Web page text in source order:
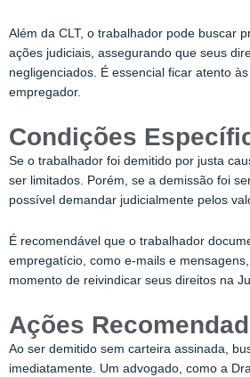
Além da CLT, o trabalhador pode buscar
ações judiciais, assegurando que seus
negligenciados. É essencial ficar atento
empregador.
Condições
Se o trabalhador foi demitido por justa
ser limitados. Porém, se a demissão foi
possível demandar judicialmente pelos
É recomendável que o trabalhador
empregatício, como e-mails e
momento de reivindicar seus direitos na
Ações
Ao ser demitido sem carteira assinada,
imediatamente. Um advogado, como a